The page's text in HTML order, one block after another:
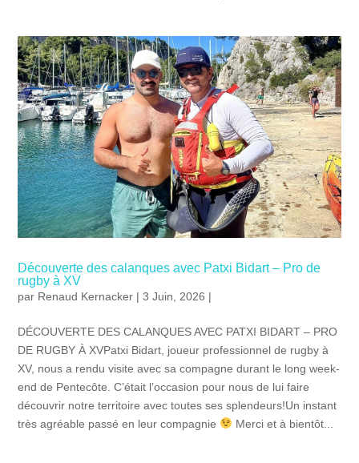
Découverte des calanques avec Patxi Bidart – Pro de
rugby à XV
par Renaud Kernacker | 3 Juin, 2026 |
DÉCOUVERTE DES CALANQUES AVEC PATXI BIDART – PRO
DE RUGBY À XVPatxi Bidart, joueur professionnel de rugby à
XV, nous a rendu visite avec sa compagne durant le long week-
end de Pentecôte. C’était l’occasion pour nous de lui faire
découvrir notre territoire avec toutes ses splendeurs!Un instant
très agréable passé en leur compagnie
Merci et à bientôt...